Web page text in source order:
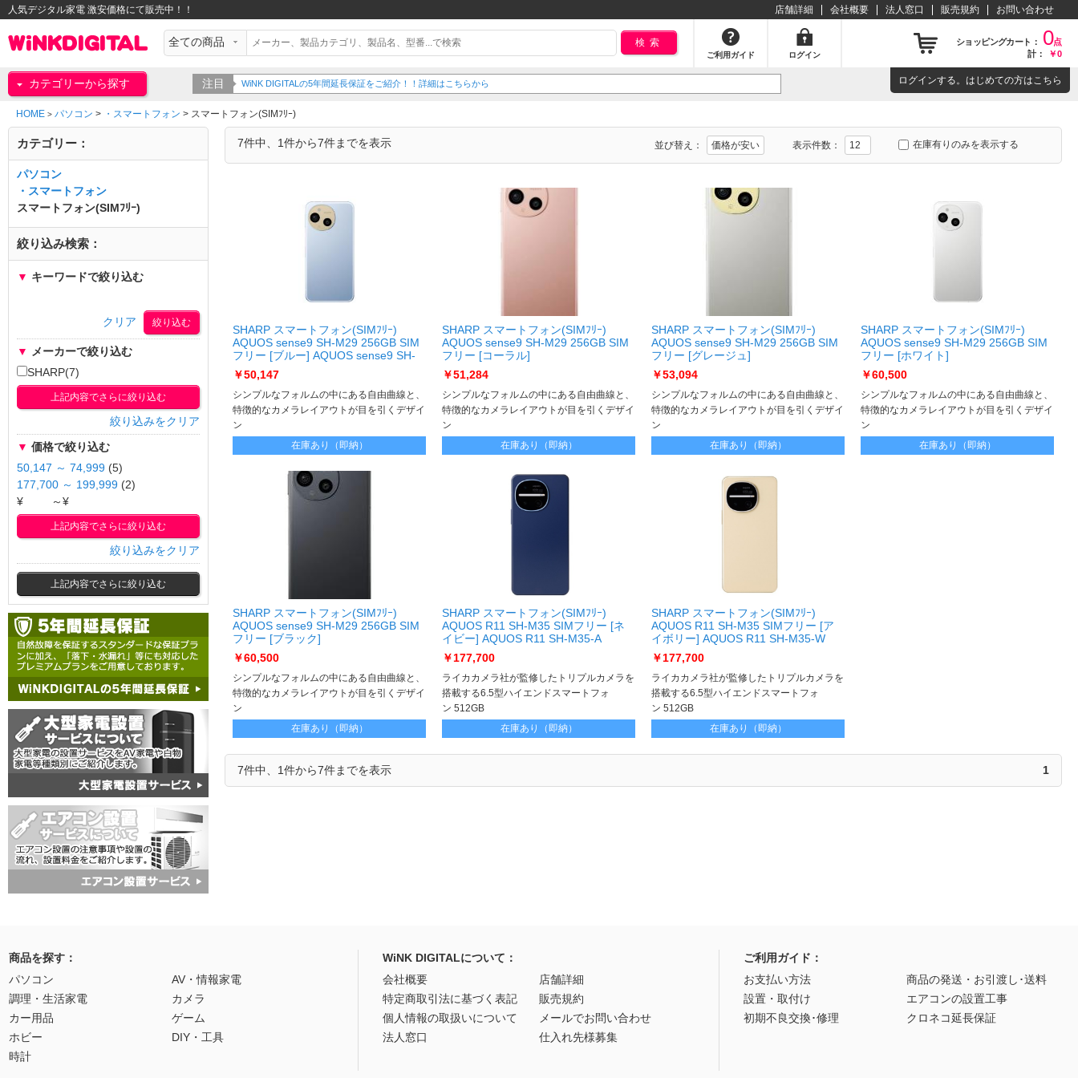
人気デジタル家電 激安価格にて販売中！！ 店舗詳細 会社概要 法人窓口 販売規約 お問い合わせ
検索
ご利用ガイド ログイン
ショッピングカート： 0点
計：
￥0
カテゴリーから探す 注目 WiNK DIGITALの5年間延長保証をご紹介！！詳細はこちらから ログインする。はじめての方はこちら
HOME > パソコン > ・スマートフォン > スマートフォン(SIMﾌﾘｰ)
7件中、1件から7件までを表示 並び替え： 表示件数： 在庫有りのみを表示する
SHARP スマートフォン(SIMﾌﾘｰ)
AQUOS sense9 SH-M29 256GB SIM
フリー [ブルー] AQUOS sense9 SH-
M29B-A
￥50,147
シンプルなフォルムの中にある自由曲線と、
特徴的なカメラレイアウトが目を引くデザイ
ン
約166gの軽量設計在庫あり（即納）
SHARP スマートフォン(SIMﾌﾘｰ)
AQUOS sense9 SH-M29 256GB SIM
フリー [コーラル]
AQUOS sense9 SH-M29B-P
￥51,284
シンプルなフォルムの中にある自由曲線と、
特徴的なカメラレイアウトが目を引くデザイ
ン
約166gの軽量設計在庫あり（即納）
SHARP スマートフォン(SIMﾌﾘｰ)
AQUOS sense9 SH-M29 256GB SIM
フリー [グレージュ]
AQUOS sense9 SH-M29B-H
￥53,094
シンプルなフォルムの中にある自由曲線と、
特徴的なカメラレイアウトが目を引くデザイ
ン
約166gの軽量設計在庫あり（即納）
SHARP スマートフォン(SIMﾌﾘｰ)
AQUOS sense9 SH-M29 256GB SIM
フリー [ホワイト]
AQUOS sense9 SH-M29B-W
￥60,500
シンプルなフォルムの中にある自由曲線と、
特徴的なカメラレイアウトが目を引くデザイ
ン
約166gの軽量設計在庫あり（即納）
SHARP スマートフォン(SIMﾌﾘｰ)
AQUOS sense9 SH-M29 256GB SIM
フリー [ブラック]
AQUOS sense9 SH-M29B-B
￥60,500
シンプルなフォルムの中にある自由曲線と、
特徴的なカメラレイアウトが目を引くデザイ
ン
約166gの軽量設計在庫あり（即納）
SHARP スマートフォン(SIMﾌﾘｰ)
AQUOS R11 SH-M35 SIMフリー [ネ
イビー] AQUOS R11 SH-M35-A
￥177,700
ライカカメラ社が監修したトリプルカメラを
搭載する6.5型ハイエンドスマートフォ
ン 512GB
在庫あり（即納）
SHARP スマートフォン(SIMﾌﾘｰ)
AQUOS R11 SH-M35 SIMフリー [ア
イボリー] AQUOS R11 SH-M35-W
￥177,700
ライカカメラ社が監修したトリプルカメラを
搭載する6.5型ハイエンドスマートフォ
ン 512GB
在庫あり（即納）
7件中、1件から7件までを表示 1
カテゴリー：
パソコン
・スマートフォン
スマートフォン(SIMﾌﾘｰ)
絞り込み検索：
▼ キーワードで絞り込む
クリア
▼ メーカーで絞り込む
SHARP(7)
上記内容でさらに絞り込む
絞り込みをクリア
▼ 価格で絞り込む
50,147 ～ 74,999 (5)
177,700 ～ 199,999 (2)
¥
～¥
上記内容でさらに絞り込む
絞り込みをクリア
上記内容でさらに絞り込む
商品を探す：
パソコン
AV・情報家電
調理・生活家電
カメラ
カー用品
ゲーム
ホビー
DIY・工具
時計
WiNK DIGITALについて：
会社概要
店舗詳細
特定商取引法に基づく表記
販売規約
個人情報の取扱いについて
メールでお問い合わせ
法人窓口
仕入れ先様募集
ご利用ガイド：
お支払い方法
商品の発送・お引渡し･送料
設置・取付け
エアコンの設置工事
初期不良交換･修理
クロネコ延長保証